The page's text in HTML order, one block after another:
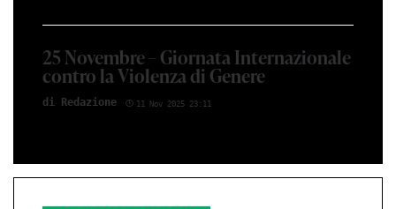
25 Novembre – Giornata Internazionale
contro la Violenza di Genere
di Red­azio­ne 11 Nov 2025 23:11